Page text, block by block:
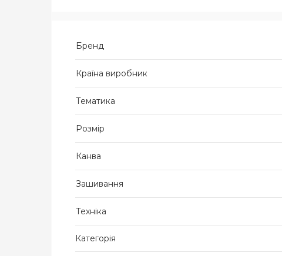
Бренд
Країна виробник
Тематика
Розмір
Канва
Зашивання
Техніка
Категорія